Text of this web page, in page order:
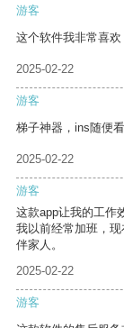
游客
这个软件我非常喜欢
2025-02-22
游客
梯子神器，ins随便
2025-02-22
游客
这款app让我的工作
我以前经常加班，
伴家人。
2025-02-22
游客